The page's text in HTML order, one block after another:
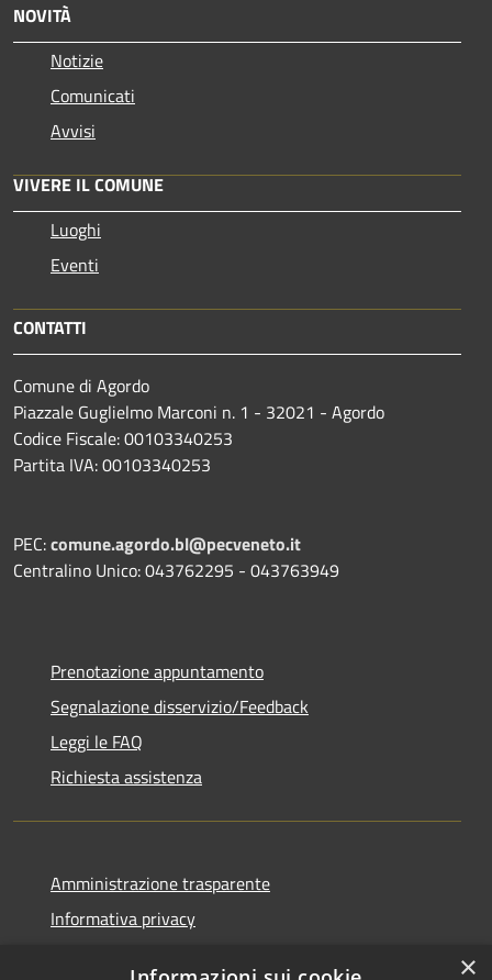
NOVITÀ
Notizie
Comunicati
Avvisi
VIVERE IL COMUNE
Luoghi
Eventi
CONTATTI
Comune di Agordo
Piazzale Guglielmo Marconi n. 1 - 32021 - Agordo
Codice Fiscale: 00103340253
Partita IVA: 00103340253
PEC:comune.agordo.bl@pecveneto.it
Centralino Unico: 043762295 - 043763949
Prenotazione appuntamento
Segnalazione disservizio/Feedback
Leggi le FAQ
Richiesta assistenza
Amministrazione trasparente
Informativa privacy
×